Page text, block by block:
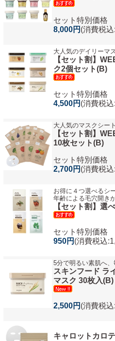
セット特別価格
8,000円 (消費税
大人気のデイリーマ
【セット割】
ク2個セット(B)
セット特別価格
4,500円 (消費税
大人気のマスクシー
【セット割】
10枚セット(B)
セット特別価格
2,700円 (消費税
お得に４つ選べるシ
年齢による毛穴開き
【セット割】選
セット特別価格
950円 (消費税込
5分で明るい素肌へ
スキンフード ラ
マスク 30枚入(B)
2,500円 (消費税
キャロットカロ